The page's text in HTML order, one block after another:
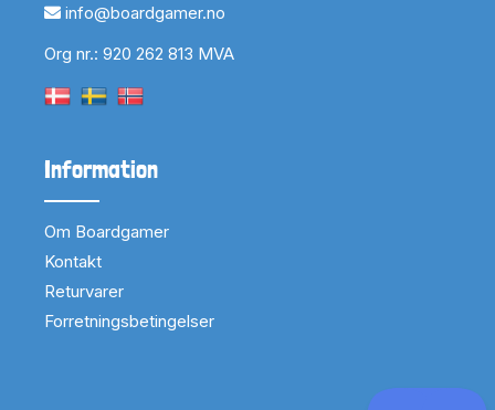
info@boardgamer.no
Org nr.: 920 262 813 MVA
Information
Om Boardgamer
Kontakt
Returvarer
Forretningsbetingelser